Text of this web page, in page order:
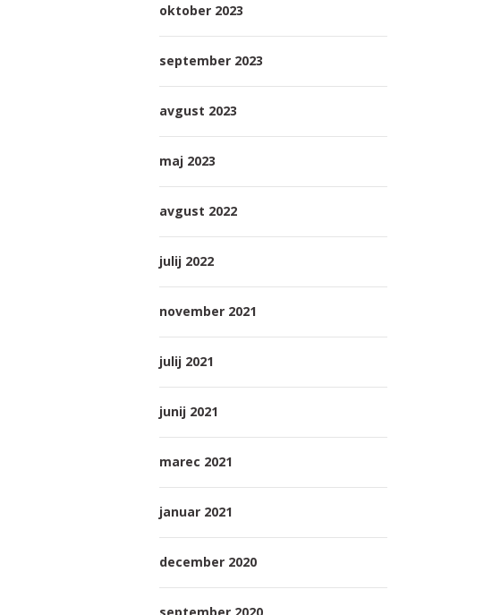
oktober 2023
september 2023
avgust 2023
maj 2023
avgust 2022
julij 2022
november 2021
julij 2021
junij 2021
marec 2021
januar 2021
december 2020
september 2020